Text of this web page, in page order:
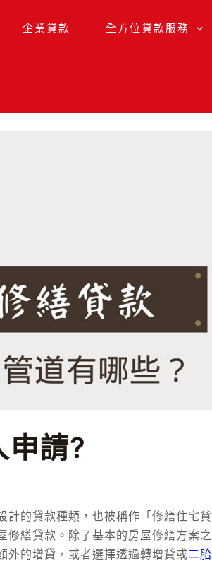
企業貸款 全方位貸款服務
申請?
計的貸款種類，也被稱作「修繕住宅貸
修繕貸款。除了基本的房屋修繕方案之
外的增貸，或者選擇透過轉增貸或二胎